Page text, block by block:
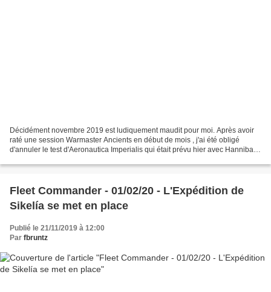
Décidément novembre 2019 est ludiquement maudit pour moi. Après avoir
raté une session Warmaster Ancients en début de mois , j'ai été obligé
d'annuler le test d'Aeronautica Imperialis qui était prévu hier avec Hannibal
Fleet Commander - 01/02/20 - L'Expédition de
Sikelía se met en place
Publié le 21/11/2019 à 12:00
Par fbruntz